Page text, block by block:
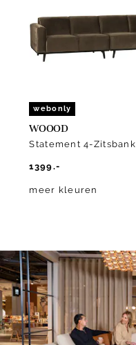
webonly
WOOOD
Statement 4-Zitsbank
1399.-
meer kleuren